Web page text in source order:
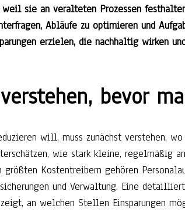
sie an veralteten Prozessen
Abläufe zu optimieren und
erzielen, die nachhaltig wirken
bevor
will, muss zunächst verstehen,
wie stark kleine, regelmäßig
größten Kostentreibern gehören
und Verwaltung. Eine
zeigt, an welchen Stellen Einsparungen